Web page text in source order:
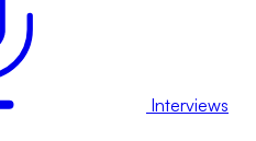
Interviews